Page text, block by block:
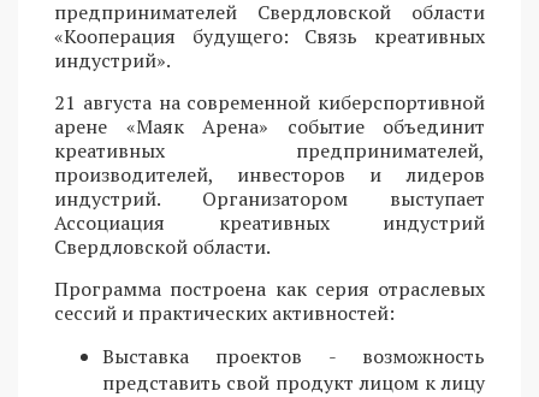
предпринимателей Свердловской области
«Кооперация будущего: Связь креативных
индустрий».
21 августа на современной киберспортивной
арене «Маяк Арена» событие объединит
креативных предпринимателей,
производителей, инвесторов и лидеров
индустрий. Организатором выступает
Ассоциация креативных индустрий
Свердловской области.
Программа построена как серия отраслевых
сессий и практических активностей:
Выставка проектов - возможность
представить свой продукт лицом к лицу